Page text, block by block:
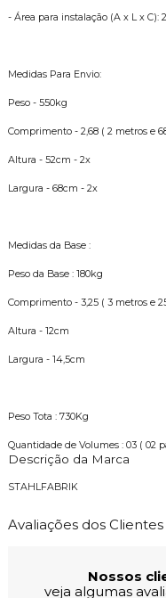
- Área para instalação (A x L x C):
Medidas Para Envio:
Peso - 550kg
Comprimento - 2,68 ( 2 metros e
Altura - 52cm - 2x
Largura - 68cm - 2x
Medidas da Base :
Peso da Base : 180kg
Comprimento - 3,25 ( 3 metros e
Altura - 12cm
Largura - 14,5cm
Peso Tota : 730Kg
Quantidade de Volumes : 03 ( 02
Descrição da Marca
STAHLFABRIK
Avaliações dos Clientes
Nossos
veja algumas